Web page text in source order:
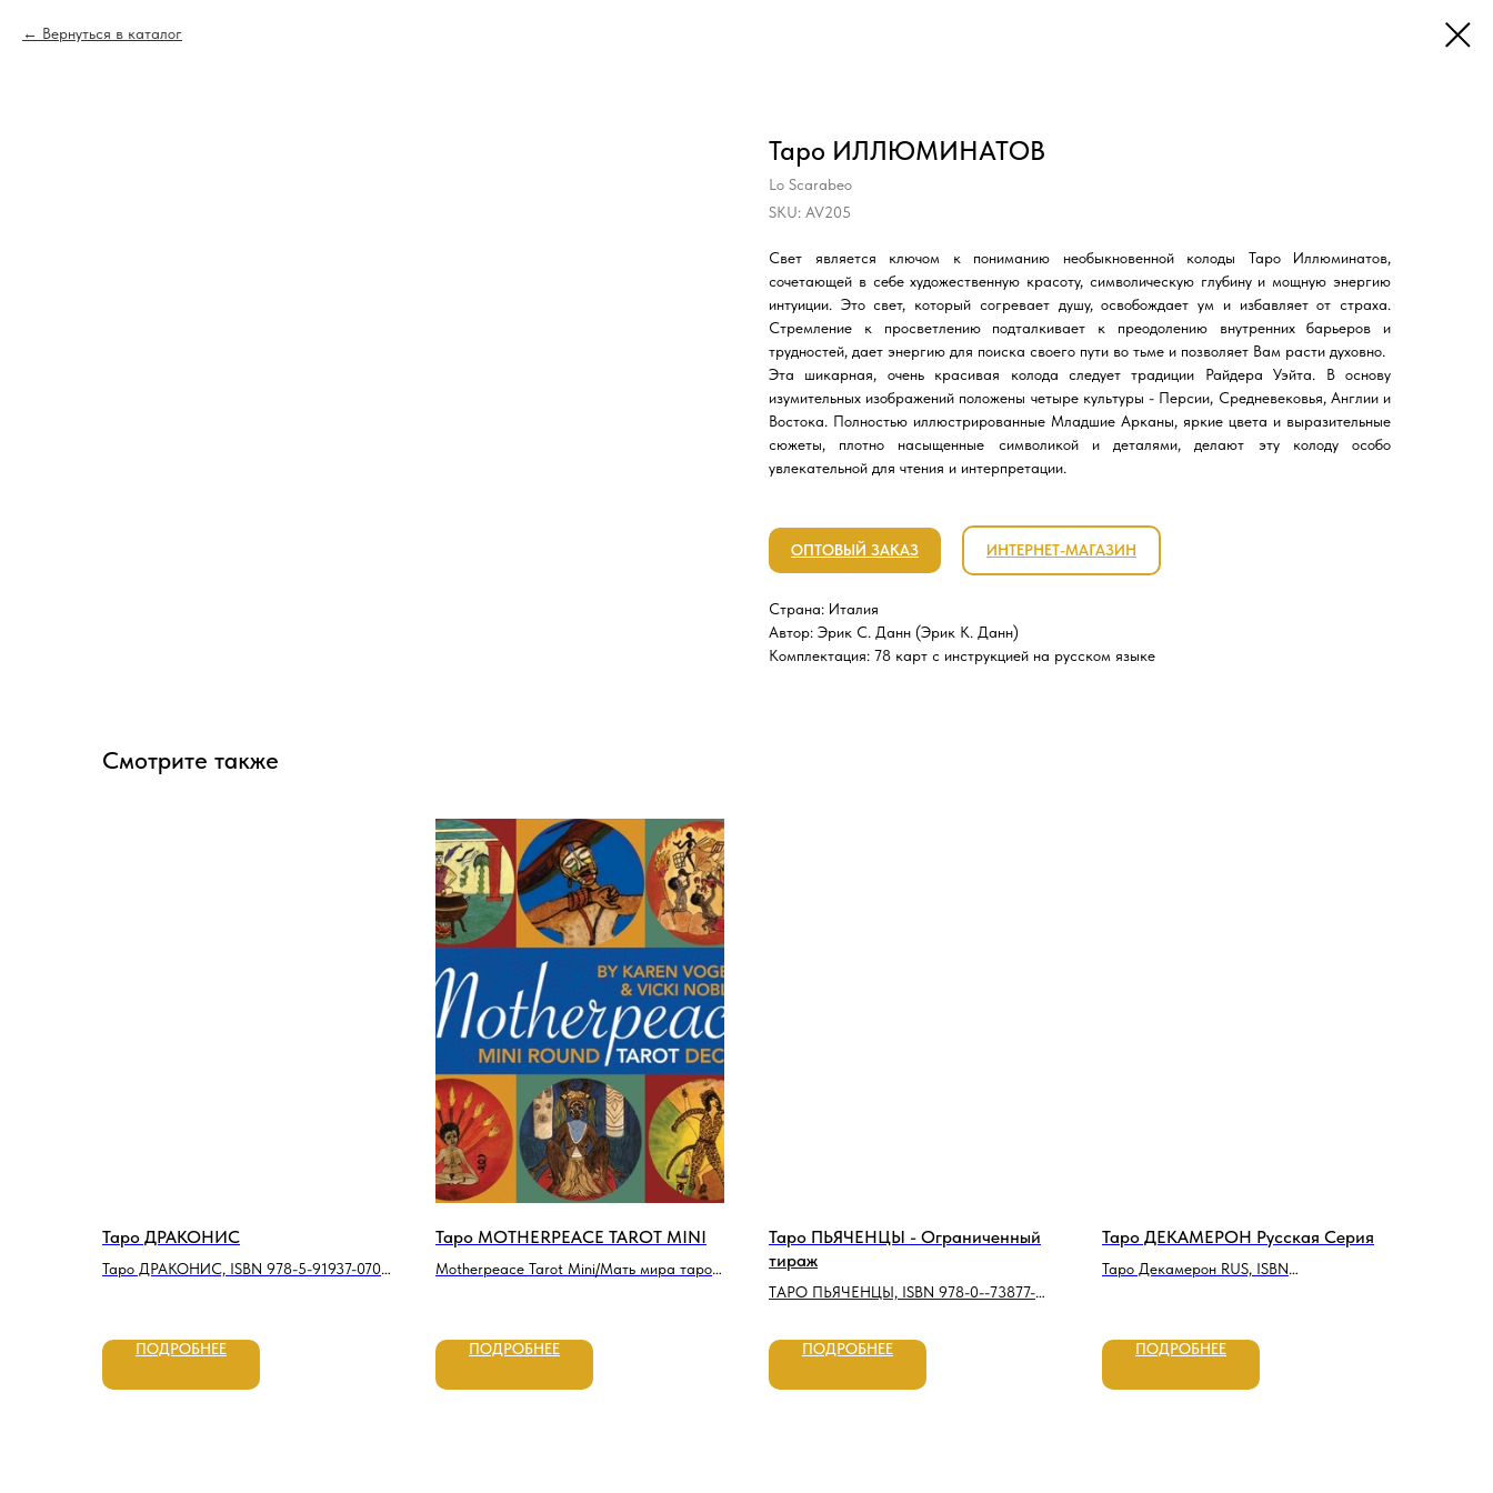
Вернуться в каталог
Таро ИЛЛЮМИНАТОВ
Lo Scarabeo
SKU: AV205
Свет является ключом к пониманию необыкновенной колоды Таро Иллюминатов,
сочетающей в себе художественную красоту, символическую глубину и мощную энергию
интуиции. Это свет, который согревает душу, освобождает ум и избавляет от страха.
Стремление к просветлению подталкивает к преодолению внутренних барьеров и
трудностей, дает энергию для поиска своего пути во тьме и позволяет Вам расти духовно.
Эта шикарная, очень
красивая колода следует традиции Райдера Уэйта. В основу
изумительных изображений положены четыре культуры - Персии, Средневековья, Англии и
Востока. Полностью иллюстрированные Младшие Арканы, яркие цвета и выразительные
сюжеты, плотно насыщенные символикой и деталями, делают эту колоду особо
увлекательной для чтения и интерпретации.
ОПТОВЫЙ ЗАКАЗ ИНТЕРНЕТ-МАГАЗИН
Страна: Италия
Автор: Эрик С. Данн (Эрик К. Данн)
Комплектация: 78 карт с инструкцией на русском языке
Смотрите также
Таро ДРАКОНИС
Таро ДРАКОНИС, ISBN 978-5-91937-070-
ПОДРОБНЕЕ
Таро MOTHERPEACE TAROT MINI
Motherpeace Tarot Mini/Мать мира таро
ПОДРОБНЕЕ
Таро ПЬЯЧЕНЦЫ - Ограниченный
тираж
ТАРО ПЬЯЧЕНЦЫ, ISBN 978-0--73877-
ПОДРОБНЕЕ
Таро ДЕКАМЕРОН Русская Серия
Таро Декамерон RUS, ISBN
ПОДРОБНЕЕ